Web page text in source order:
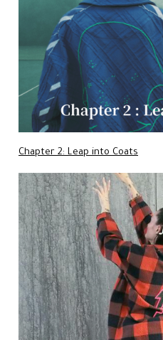
Chapter 2: Leap into Coats